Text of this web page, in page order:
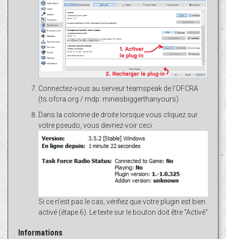
Connectez-vous au serveur teamspeak de l'OFCRA
(ts.ofcra.org / mdp: mineisbiggerthanyours)
Dans la colonne de droite lorsque vous cliquez sur
votre pseudo, vous devriez-voir ceci:
Si ce n'est pas le cas, vérifiez que votre plugin est bien
activé (étape 6). Le texte sur le bouton doit être "Activé"
Informations